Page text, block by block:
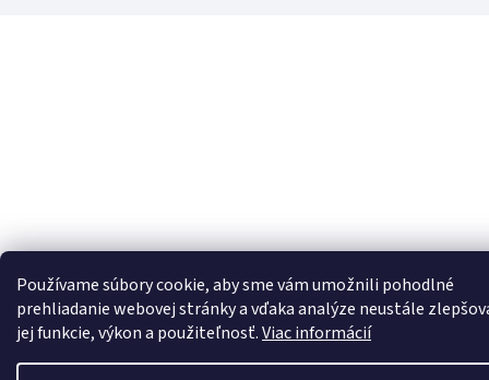
Používame súbory cookie, aby sme vám umožnili pohodlné
prehliadanie webovej stránky a vďaka analýze neustále
jej funkcie, výkon a použiteľnosť.Viac informácií